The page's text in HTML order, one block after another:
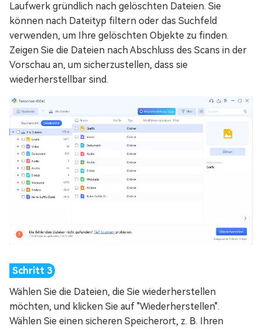
Laufwerk gründlich nach gelöschten Dateien. Sie
können nach Dateityp filtern oder das Suchfeld
verwenden, um Ihre gelöschten Objekte zu finden.
Zeigen Sie die Dateien nach Abschluss des Scans in der
Vorschau an, um sicherzustellen, dass sie
wiederherstellbar sind.
Wählen Sie die Dateien, die Sie wiederherstellen
möchten, und klicken Sie auf "Wiederherstellen".
Wählen Sie einen sicheren Speicherort, z. B. Ihren